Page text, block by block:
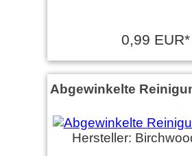
0,99 EUR*
Abgewinkelte
Hersteller: